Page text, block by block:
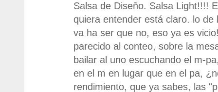
Salsa de Diseño. Salsa Light!!!!
quiera entender está claro. lo de
va ha ser que no, eso ya es
parecido al conteo, sobre la
bailar al uno escuchando el m-
en el m en lugar que en el pa,
rendimiento, que ya sabes, las